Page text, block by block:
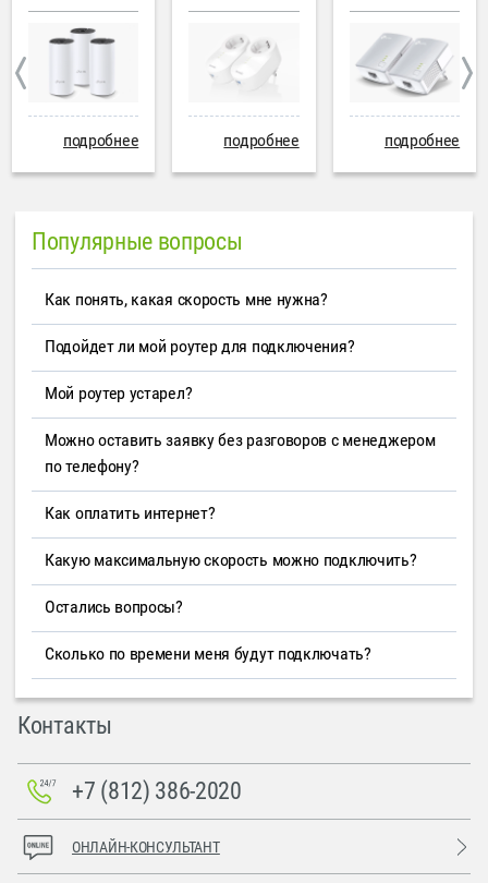
подробнее подробнее подробнее
Популярные вопросы
Как понять, какая скорость мне нужна?
Подойдет ли мой роутер для подключения?
Мой роутер устарел?
Можно оставить заявку без разговоров с менеджером
по телефону?
Как оплатить интернет?
Какую максимальную скорость можно подключить?
Остались вопросы?
Сколько по времени меня будут подключать?
Контакты
+7 (812) 386-2020
ОНЛАЙН-КОНСУЛЬТАНТ